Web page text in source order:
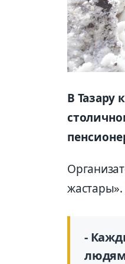
В Тазару
-
людям